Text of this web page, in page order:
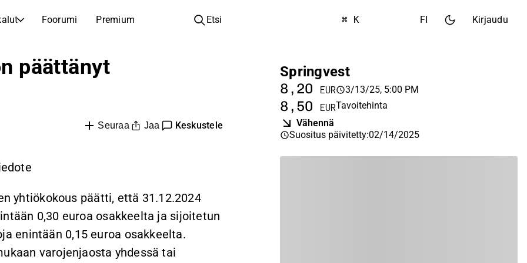
Foorumi Premium
Yhtiöt
Inspiraatiota seuraavaan sijoitukseesi
Yhtiökokousten päivämäärät ja osakkeenomistajatiedot
Analyysikoulu
Oppaita ja oppitunteja sijoitusosaamisen kasvattamiseen
Etsi ⌘ K FI Kirjaudu
päättänyt
Seuraa Jaa Keskustele
yhtiökokous päätti, että 31.12.2024
0,30 euroa osakkeelta ja sijoitetun
enintään 0,15 euroa osakkeelta.
varojenjaosta yhdessä tai
Springvest
8,20 EUR 3/13/25, 5:00 PM
8,50 EURTavoitehinta
Vähennä
Suositus päivitetty:02/14/2025